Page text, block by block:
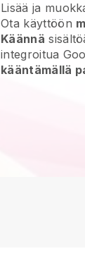
Lisää ja
Ota käyttöön
Käännä
integroitua
kääntämällä